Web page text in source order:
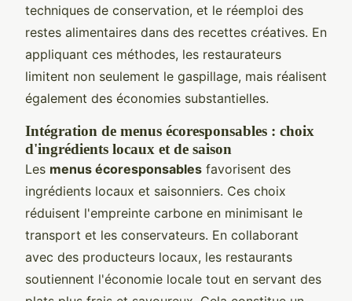
techniques de conservation, et le réemploi des
restes alimentaires dans des recettes créatives. En
appliquant ces méthodes, les restaurateurs
limitent non seulement le gaspillage, mais réalisent
également des économies substantielles.
Intégration de menus écoresponsables : choix
d'ingrédients locaux et de saison
Les menus écoresponsables favorisent des
ingrédients locaux et saisonniers. Ces choix
réduisent l'empreinte carbone en minimisant le
transport et les conservateurs. En collaborant
avec des producteurs locaux, les restaurants
soutiennent l'économie locale tout en servant des